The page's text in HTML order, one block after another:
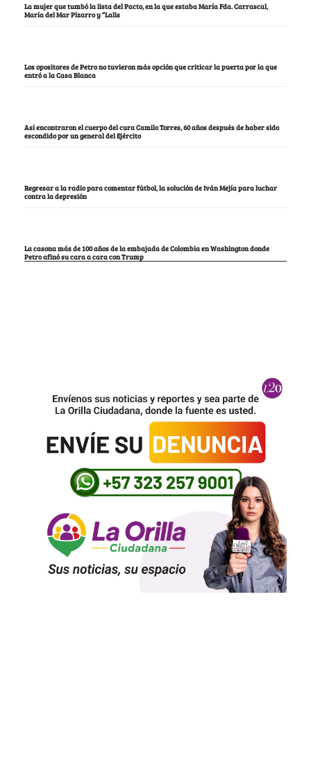
La mujer que tumbó la lista del Pacto, en la que estaba María Fda. Carrascal,
María del Mar Pizarro y “Lalis
Los opositores de Petro no tuvieron más opción que criticar la puerta por la que
entró a la Casa Blanca
Así encontraron el cuerpo del cura Camilo Torres, 60 años después de haber sido
escondido por un general del Ejército
Regresar a la radio para comentar fútbol, la solución de Iván Mejía para luchar
contra la depresión
La casona más de 100 años de la embajada de Colombia en Washington donde
Petro afinó su cara a cara con Trump